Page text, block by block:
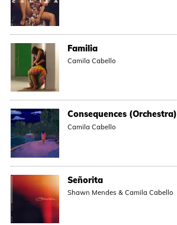
Familia
Camila Cabello
Consequences (Orchestra)
Camila Cabello
Señorita
Shawn Mendes & Camila Cabello